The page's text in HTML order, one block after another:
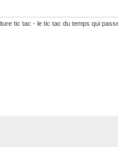
tic tac - le tic tac du temps qui